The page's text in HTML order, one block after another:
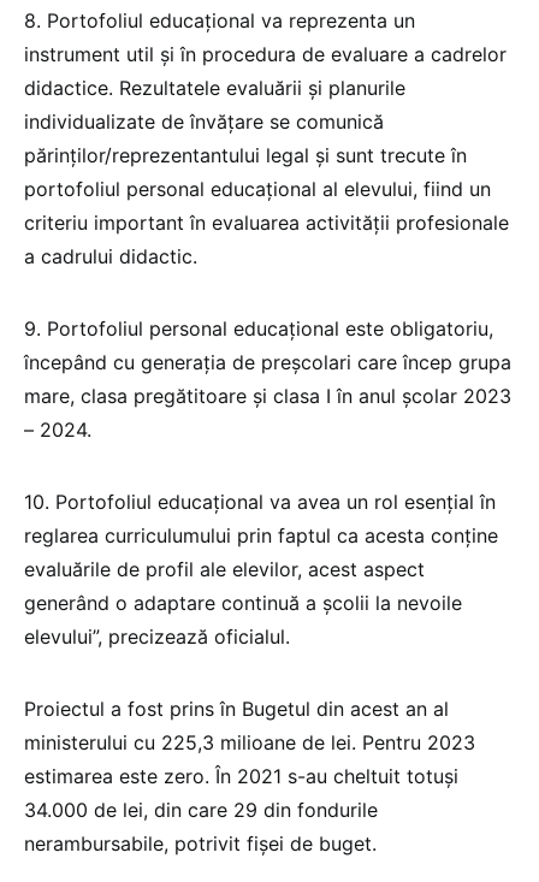
8. Portofoliul educațional va reprezenta un
instrument util și în procedura de evaluare a cadrelor
didactice. Rezultatele evaluării şi planurile
individualizate de învăţare se comunică
părinţilor/reprezentantului legal şi sunt trecute în
portofoliul personal educaţional al elevului, fiind un
criteriu important în evaluarea activității profesionale
a cadrului didactic.
9. Portofoliul personal educațional este obligatoriu,
începând cu generația de preșcolari care încep grupa
mare, clasa pregătitoare și clasa I în anul școlar 2023
– 2024.
10. Portofoliul educațional va avea un rol esențial în
reglarea curriculumului prin faptul ca acesta conține
evaluările de profil ale elevilor, acest aspect
generând o adaptare continuă a școlii la nevoile
elevului”, precizează oficialul.
Proiectul a fost prins în Bugetul din acest an al
ministerului cu 225,3 milioane de lei. Pentru 2023
estimarea este zero. În 2021 s-au cheltuit totuși
34.000 de lei, din care 29 din fondurile
nerambursabile, potrivit fișei de buget.